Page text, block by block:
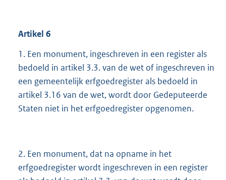
Artikel 6
1. Een monument, ingeschreven in een register als
bedoeld in artikel 3.3. van de wet of ingeschreven in
een gemeentelijk erfgoedregister als bedoeld in
artikel 3.16 van de wet, wordt door Gedeputeerde
Staten niet in het erfgoedregister opgenomen.
2. Een monument, dat na opname in het
erfgoedregister wordt ingeschreven in een register